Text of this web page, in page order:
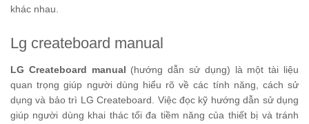
khác nhau.
Lg createboard manual
LG Createboard manual (hướng dẫn sử dụng) là một tài liệu
quan trọng giúp người dùng hiểu rõ về các tính năng, cách sử
dụng và bảo trì LG Createboard. Việc đọc kỹ hướng dẫn sử dụng
giúp người dùng khai thác tối đa tiềm năng của thiết bị và tránh